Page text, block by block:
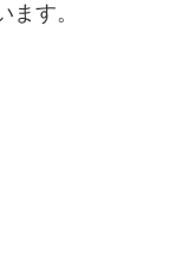
す。